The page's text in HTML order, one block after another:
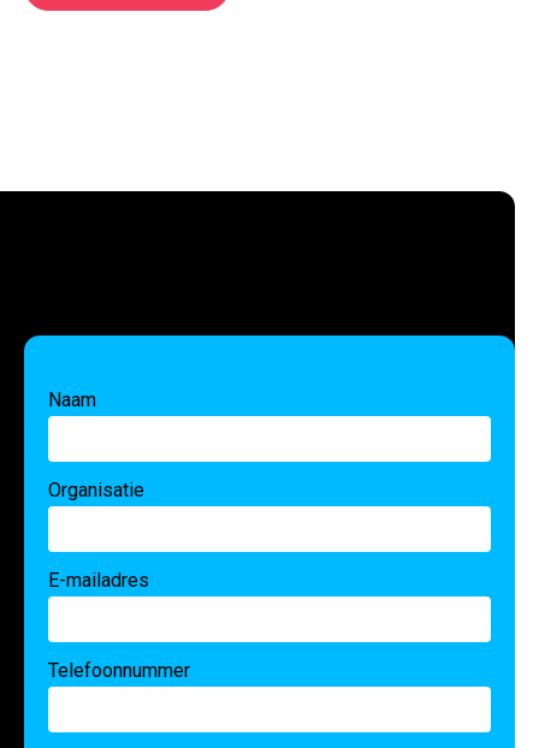
Naam
Organisatie
E-mailadres
Telefoonnummer